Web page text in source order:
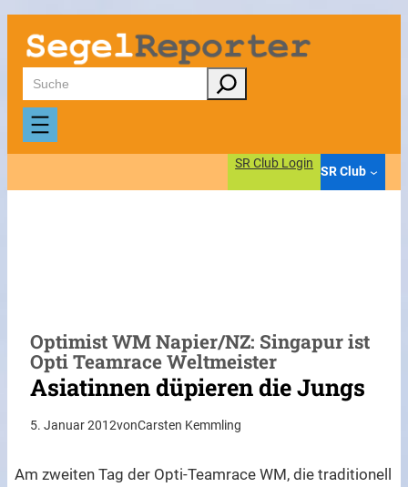
Zum
Inhalt
springen
Suchen
SR Club Login
SR Club
Optimist WM Napier/NZ: Singapur ist
Opti Teamrace Weltmeister
Asiatinnen düpieren die Jungs
5. Januar 2012vonCarsten Kemmling
Am zweiten Tag der Opti-Teamrace WM, die traditionell